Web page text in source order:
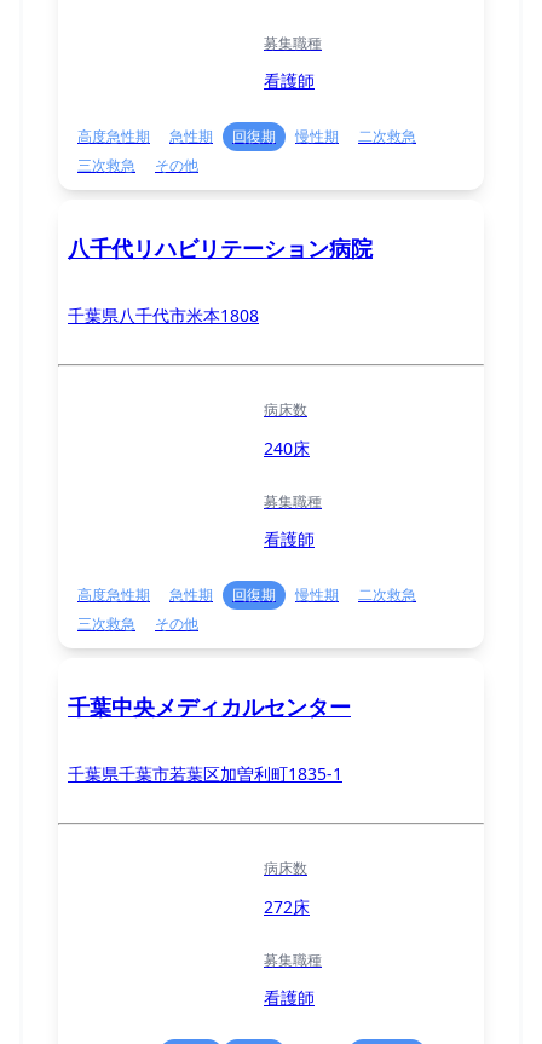
募集職種
看護師
高度急性期 急性期 回復期 慢性期
二次救急
三次救急
その他
八千代リハビリテーション病院
千葉県八千代市米本1808
病床数
240床
募集職種
看護師
高度急性期 急性期 回復期 慢性期
二次救急
三次救急
その他
千葉中央メディカルセンター
千葉県千葉市若葉区加曽利町1835-1
病床数
272床
募集職種
看護師